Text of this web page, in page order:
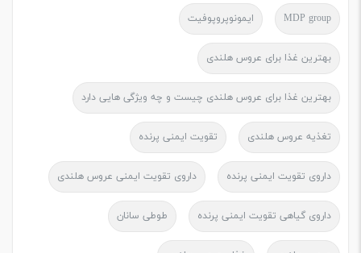
MDP group ایمونوپروپوفیت
بهترین غذا برای عروس هلندی
بهترین غذا برای عروس هلندی چیست و چه ویژگی هایی دارد
تغذیه عروس هلندی تقویت ایمنی پرنده
داروی تقویت ایمنی پرنده داروی تقویت ایمنی عروس هلندی
داروی گیاهی تقویت ایمنی پرنده طوطی سانان